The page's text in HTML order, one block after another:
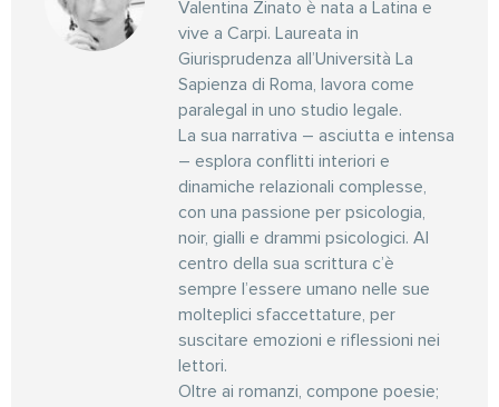
Valentina Zinato è nata a Latina e
vive a Carpi. Laureata in
Giurisprudenza all’Università La
Sapienza di Roma, lavora come
paralegal in uno studio legale.
La sua narrativa – asciutta e intensa
– esplora conflitti interiori e
dinamiche relazionali complesse,
con una passione per psicologia,
noir, gialli e drammi psicologici. Al
centro della sua scrittura c’è
sempre l’essere umano nelle sue
molteplici sfaccettature, per
suscitare emozioni e riflessioni nei
lettori.
Oltre ai romanzi, compone poesie;